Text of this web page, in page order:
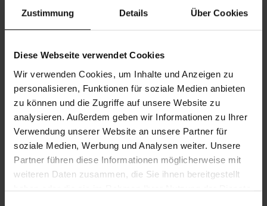
Zustimmung Details Über Cookies
Diese Webseite verwendet Cookies
Wir verwenden Cookies, um Inhalte und Anzeigen zu
personalisieren, Funktionen für soziale Medien anbieten
zu können und die Zugriffe auf unsere Website zu
analysieren. Außerdem geben wir Informationen zu Ihrer
Verwendung unserer Website an unsere Partner für
soziale Medien, Werbung und Analysen weiter. Unsere
Partner führen diese Informationen möglicherweise mit
weiteren Daten zusammen, die Sie ihnen bereitgestellt
haben oder die sie im Rahmen Ihrer Nutzung der Dienste
203. Modellbaurichtlinie Gießerei (Stand:
08-2011)
Modellbaurichtlinie
Gießerei (Stand: 08-2011)